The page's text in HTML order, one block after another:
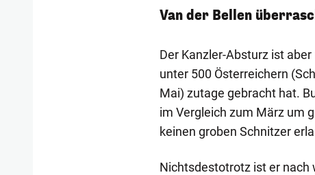
Van der Bellen
Der Kanzler-Absturz ist
unter 500 Österreichern
Mai) zutage gebracht hat.
im Vergleich zum März um
keinen groben Schnitzer
Nichtsdestotrotz ist er nach